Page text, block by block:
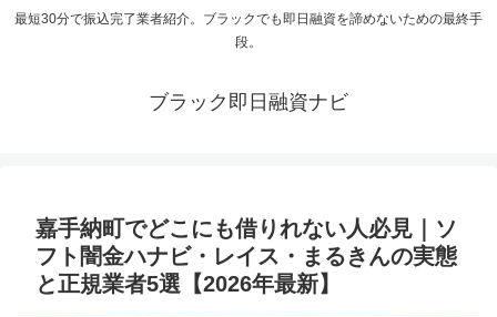
最短30分で振込完了業者紹介。ブラックでも即日融資を諦めないための最終手
段。
ブラック即日融資ナビ
嘉手納町でどこにも借りれない人必見｜ソ
フト闇金ハナビ・レイス・まるきんの実態
と正規業者5選【2026年最新】